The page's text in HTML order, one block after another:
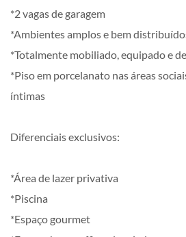
*2 vagas de garagem
*Ambientes amplos e bem
*Totalmente mobiliado, equipado e
*Piso em porcelanato nas áreas
íntimas
Diferenciais exclusivos:
*Área de lazer privativa
*Piscina
*Espaço gourmet